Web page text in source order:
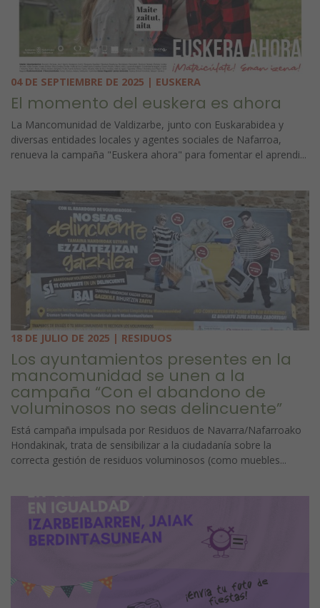
04 DE SEPTIEMBRE DE 2025 | EUSKERA
El momento del euskera es ahora
La Mancomunidad de Valdizarbe, junto con Euskarabidea y
diversas entidades locales y agentes sociales de Nafarroa,
renueva la campaña "Euskera ahora" para fomentar el aprendi...
18 DE JULIO DE 2025 | RESIDUOS
Los ayuntamientos presentes en la
mancomunidad se unen a la
campaña “Con el abandono de
voluminosos no seas delincuente”
Está campaña impulsada por Residuos de Navarra/Nafarroako
Hondakinak, trata de sensibilizar a la ciudadanía sobre la
correcta gestión de residuos voluminosos (como muebles...